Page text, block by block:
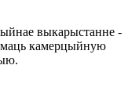
выкарыстанне -
камерцыйную